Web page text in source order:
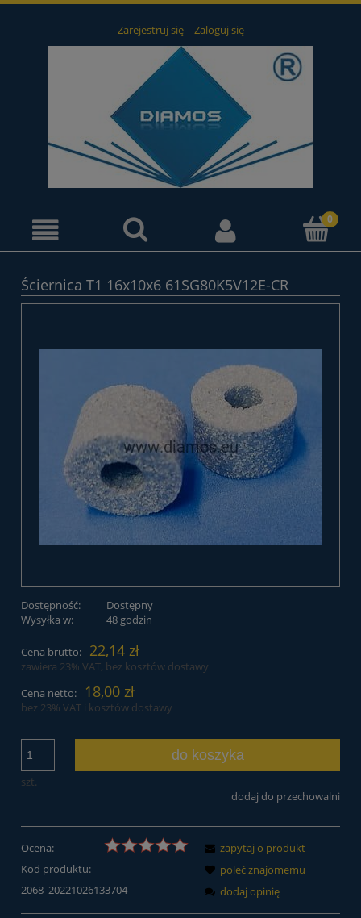
Zarejestruj się Zaloguj się
Ściernica T1 16x10x6 61SG80K5V12E-CR
Dostępność:
Dostępny
Wysyłka w:
48 godzin
Cena brutto: 22,14 zł
zawiera 23% VAT, bez kosztów dostawy
Cena netto:
18,00 zł
bez 23% VAT i kosztów dostawy
szt.
do koszyka
dodaj do przechowalni
Ocena:
Kod produktu:
2068_20221026133704
zapytaj o produkt
poleć znajomemu
dodaj opinię